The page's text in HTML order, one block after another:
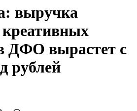
выручка
креативных
ДФО вырастет с
рублей